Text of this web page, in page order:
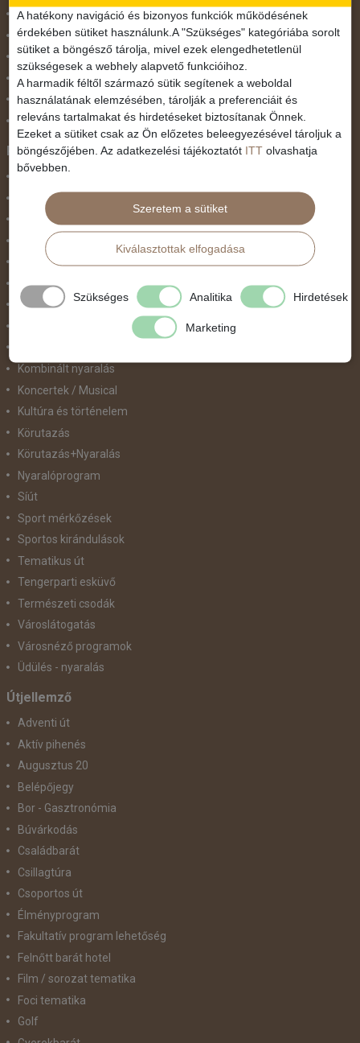
November 1.
Október 23.
Pünkösdi utazás
Szilveszter
Tavaszi szünet
Valentin nap
Programtípus
Belépőjegy
Egyéni út
Egzotikus út
Fesztiválok
Golfút
Gyalogtúra
Kombinált nyaralás
Koncertek / Musical
Kultúra és történelem
Körutazás
Körutazás+Nyaralás
Nyaralóprogram
Síút
Sport mérkőzések
Sportos kirándulások
Tematikus út
Tengerparti esküvő
Természeti csodák
Városlátogatás
Városnéző programok
Üdülés - nyaralás
Útjellemző
Adventi út
Aktív pihenés
Augusztus 20
Belépőjegy
Bor - Gasztronómia
Búvárkodás
Családbarát
Csillagtúra
Csoportos út
Élményprogram
Fakultatív program lehetőség
Felnőtt barát hotel
Film / sorozat tematika
Foci tematika
Golf
A hatékony navigáció és bizonyos funkciók működésének
érdekében sütiket használunk.A "Szükséges" kategóriába sorolt
sütiket a böngésző tárolja, mivel ezek elengedhetetlenül
szükségesek a webhely alapvető funkcióihoz.
A harmadik féltől származó sütik segítenek a weboldal
használatának elemzésében, tárolják a preferenciáit és
releváns tartalmakat és hirdetéseket biztosítanak Önnek.
Ezeket a sütiket csak az Ön előzetes beleegyezésével tároljuk a
böngészőjében. Az adatkezelési tájékoztatót ITT olvashatja
bővebben.
Szeretem a sütiket
Kiválasztottak elfogadása
Szükséges Analitika Hirdetések
Marketing